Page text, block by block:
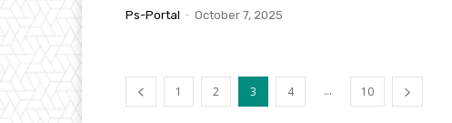
Ps-Portal - October 7, 2025
1 2 3 4 ... 10